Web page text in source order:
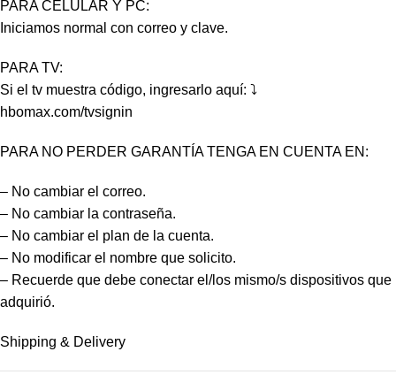
PARA CELULAR Y PC:
Iniciamos normal con correo y clave.
PARA TV:
Si el tv muestra código, ingresarlo aquí: ⤵️
hbomax.com/tvsignin
PARA NO PERDER GARANTÍA TENGA EN CUENTA EN:
– No cambiar el correo.
– No cambiar la contraseña.
– No cambiar el plan de la cuenta.
– No modificar el nombre que solicito.
– Recuerde que debe conectar el/los mismo/s dispositivos que
adquirió.
Shipping & Delivery